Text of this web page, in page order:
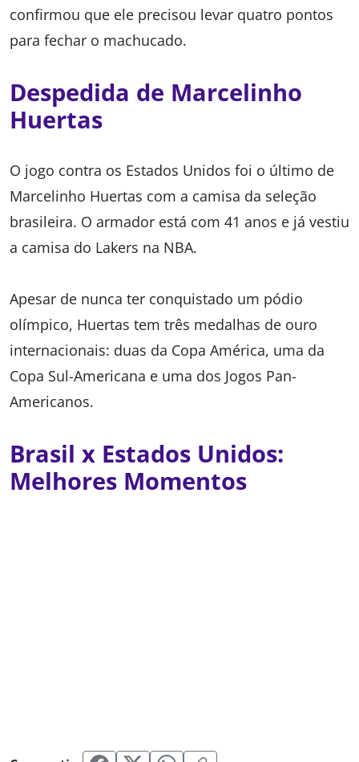
confirmou que ele precisou levar quatro pontos
para fechar o machucado.
Despedida de Marcelinho
Huertas
O jogo contra os Estados Unidos foi o último de
Marcelinho Huertas com a camisa da seleção
brasileira. O armador está com 41 anos e já vestiu
a camisa do Lakers na NBA.
Apesar de nunca ter conquistado um pódio
olímpico, Huertas tem três medalhas de ouro
internacionais: duas da Copa América, uma da
Copa Sul-Americana e uma dos Jogos Pan-
Americanos.
Brasil x Estados Unidos:
Melhores Momentos